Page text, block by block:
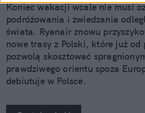
Koniec wakacji wcale nie musi
podróżowania i zwiedzania
świata. Ryanair znowu
nowe trasy z Polski, które już od
pozwolą skosztować
prawdziwego orientu spoza
debiutuje w Polsce.